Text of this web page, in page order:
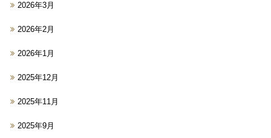
2026年3月
2026年2月
2026年1月
2025年12月
2025年11月
2025年9月